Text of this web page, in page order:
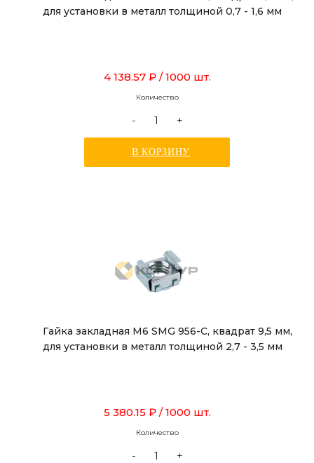
для установки в металл толщиной 0,7 - 1,6 мм
4 138.57 ₽ / 1000 шт.
Количество
- +
В КОРЗИНУ
Гайка закладная М6 SMG 956-C, квадрат 9,5 мм,
для установки в металл толщиной 2,7 - 3,5 мм
5 380.15 ₽ / 1000 шт.
Количество
- +